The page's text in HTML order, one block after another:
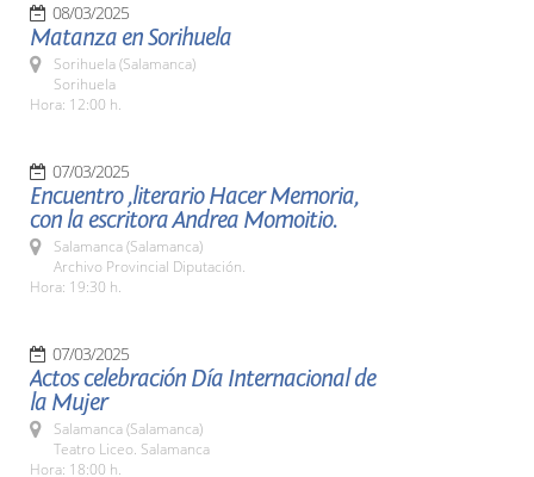
08/03/2025
Matanza en Sorihuela
Sorihuela (Salamanca)
Sorihuela
Hora: 12:00 h.
07/03/2025
Encuentro ,literario Hacer Memoria,
con la escritora Andrea Momoitio.
Salamanca (Salamanca)
Archivo Provincial Diputación.
Hora: 19:30 h.
07/03/2025
Actos celebración Día Internacional de
la Mujer
Salamanca (Salamanca)
Teatro Liceo. Salamanca
Hora: 18:00 h.